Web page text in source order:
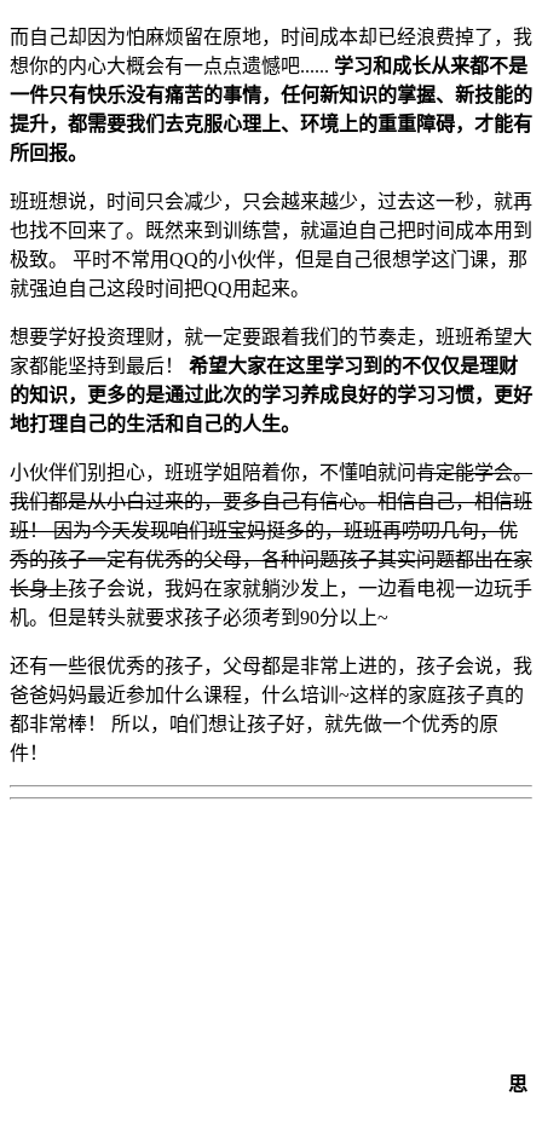
而自己却因为怕麻烦留在原地，时间成本却已经浪费掉了，我
想你的内心大概会有一点点遗憾吧...... 学习和成长从来都不是
一件只有快乐没有痛苦的事情，任何新知识的掌握、新技能的
提升，都需要我们去克服心理上、环境上的重重障碍，才能有
所回报。
班班想说，时间只会减少，只会越来越少，过去这一秒，就再
也找不回来了。既然来到训练营，就逼迫自己把时间成本用到
极致。 平时不常用QQ的小伙伴，但是自己很想学这门课，那
就强迫自己这段时间把QQ用起来。
想要学好投资理财，就一定要跟着我们的节奏走，班班希望大
家都能坚持到最后！ 希望大家在这里学习到的不仅仅是理财
的知识，更多的是通过此次的学习养成良好的学习习惯，更好
地打理自己的生活和自己的人生。
小伙伴们别担心，班班学姐陪着你，不懂咱就问肯定能学会。
我们都是从小白过来的，要多自己有信心。相信自己，相信班
班！ 因为今天发现咱们班宝妈挺多的，班班再唠叨几句，优
秀的孩子一定有优秀的父母，各种问题孩子其实问题都出在家
长身上孩子会说，我妈在家就躺沙发上，一边看电视一边玩手
机。但是转头就要求孩子必须考到90分以上~
还有一些很优秀的孩子，父母都是非常上进的，孩子会说，我
爸爸妈妈最近参加什么课程，什么培训~这样的家庭孩子真的
都非常棒！ 所以，咱们想让孩子好，就先做一个优秀的原
件！
思